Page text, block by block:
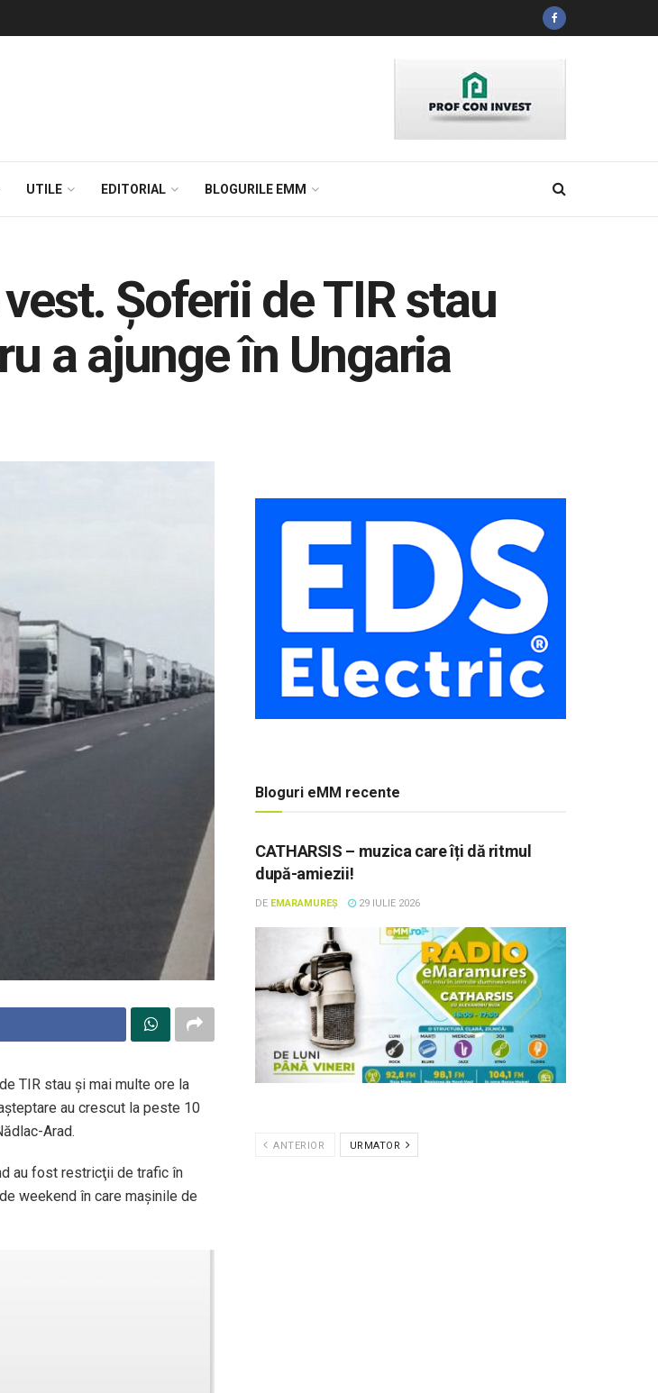
UTILE EDITORIAL BLOGURILE EMM
Şoferii de TIR stau
a ajunge în Ungaria
TIR stau şi mai multe ore la
au crescut la peste 10
Arad.
au fost restricţii de trafic în
weekend în care maşinile de
Bloguri eMM recente
CATHARSIS – muzica care îți dă ritmul
după-amiezii!
DE EMARAMUREȘ 29 IULIE 2026
ANTERIOR URMATOR